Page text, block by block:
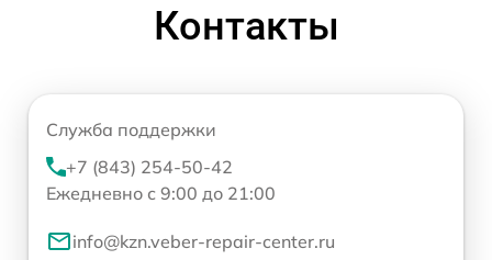
Контакты
Служба поддержки
+7 (843) 254-50-42
Ежедневно с 9:00 до 21:00
info@kzn.veber-repair-center.ru